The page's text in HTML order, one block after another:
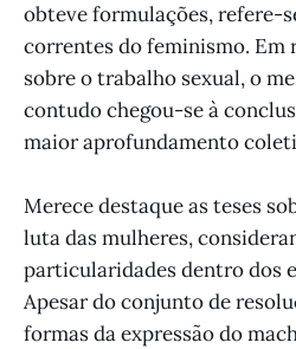
obteve formulações, refere-
correntes do feminismo. Em
sobre o trabalho sexual, o
contudo chegou-se à
maior aprofundamento
Merece destaque as teses
luta das mulheres,
particularidades dentro dos
Apesar do conjunto de
formas da expressão do